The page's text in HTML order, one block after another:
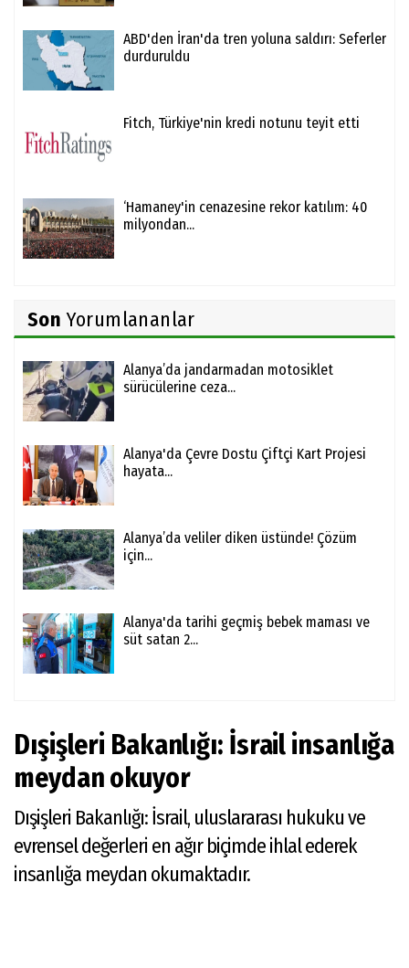
ABD'den İran'da tren yoluna saldırı: Seferler
durduruldu
Fitch, Türkiye'nin kredi notunu teyit etti
‘Hamaney'in cenazesine rekor katılım: 40
milyondan...
Son Yorumlananlar
Alanya’da jandarmadan motosiklet
sürücülerine ceza...
Alanya'da Çevre Dostu Çiftçi Kart Projesi
hayata...
Alanya’da veliler diken üstünde! Çözüm
için...
Alanya'da tarihi geçmiş bebek maması ve
süt satan 2...
Dışişleri Bakanlığı: İsrail insanlığa
meydan okuyor
Dışişleri Bakanlığı: İsrail, uluslararası hukuku ve
evrensel değerleri en ağır biçimde ihlal ederek
insanlığa meydan okumaktadır.